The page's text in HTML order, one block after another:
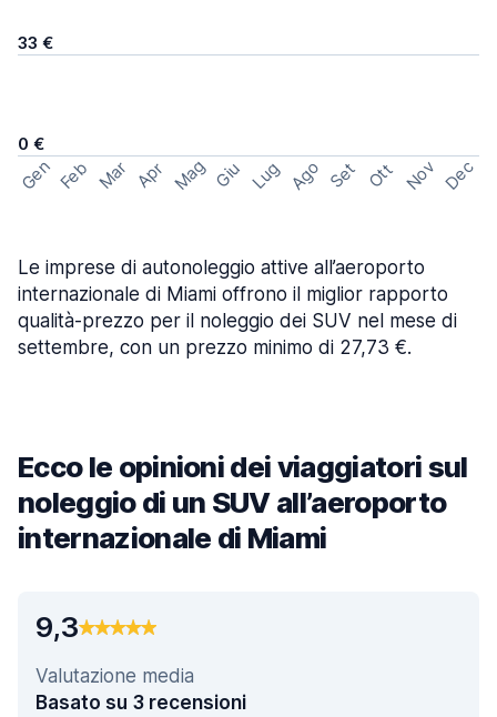
33 €
0 €
Gen Feb Mar Apr Mag Giu Lug Ago Set Ott Nov Dec
Le imprese di autonoleggio attive all’aeroporto
internazionale di Miami offrono il miglior rapporto
qualità-prezzo per il noleggio dei SUV nel mese di
settembre, con un prezzo minimo di 27,73 €.
Ecco le opinioni dei viaggiatori sul
noleggio di un SUV all’aeroporto
internazionale di Miami
9,3
Valutazione media
Basato su 3 recensioni